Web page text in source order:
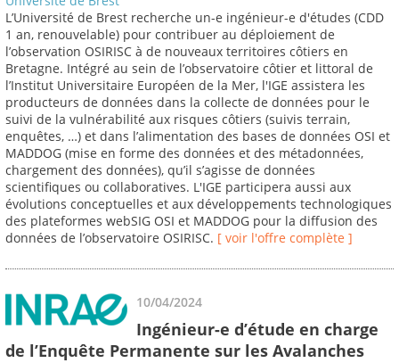
L’Université de Brest recherche un-e ingénieur-e d'études (CDD
1 an, renouvelable) pour contribuer au déploiement de
l’observation OSIRISC à de nouveaux territoires côtiers en
Bretagne. Intégré au sein de l’observatoire côtier et littoral de
l’Institut Universitaire Européen de la Mer, l'IGE assistera les
producteurs de données dans la collecte de données pour le
suivi de la vulnérabilité aux risques côtiers (suivis terrain,
enquêtes, …) et dans l’alimentation des bases de données OSI et
MADDOG (mise en forme des données et des métadonnées,
chargement des données), qu’il s’agisse de données
scientifiques ou collaboratives. L'IGE participera aussi aux
évolutions conceptuelles et aux développements technologiques
des plateformes webSIG OSI et MADDOG pour la diffusion des
données de l’observatoire OSIRISC. [ voir l'offre complète ]
10/04/2024
Ingénieur-e d’étude en charge
de l’Enquête Permanente sur les Avalanches